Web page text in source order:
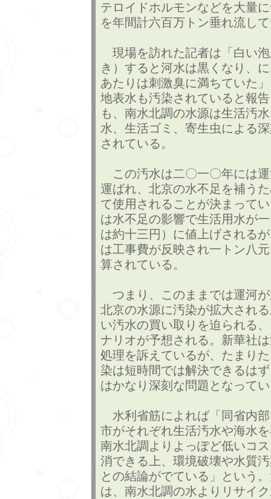
テロイドホルモンなどを大量
を年間計六百万トン垂れ流し
現場を訪れた記者は「白い
き）すると河水は黒くなり、
あたりは刺激臭に満ちていた
地表水も汚染されていると報
も、南水北調の水源は生活汚
水、生活ゴミ、寄生虫による
されている。
この汚水は二〇一〇年には
運ばれ、北京の水不足を補う
て使用されることが決まって
は水不足の影響で生活用水が
は約十三円）に値上げされる
は工事費が反映され一トン八
算されている。
つまり、このままでは運河
北京の水源に汚染が拡大され
い汚水の買い取りを迫られる
ナリオが予想される。新華社
処理を訴えているが、たまり
染は短時間では解決できるは
はかなり深刻な問題となって
水利省筋によれば「同省内
市がそれぞれ生活汚水や海水
南水北調よりよっぽど低いコ
消できる上、環境破壊や水質
との結論がでている」という
は、南水北調の水よりリサイ